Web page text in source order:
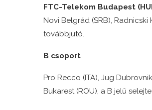
FTC-Telekom Budapest
Novi Belgrád (SRB),
továbbjutó.
B csoport
Pro Recco (ITA), Jug
Bukarest (ROU), a B jelű